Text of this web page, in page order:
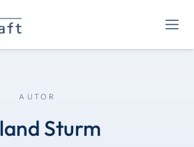
AUTOR
Sturm